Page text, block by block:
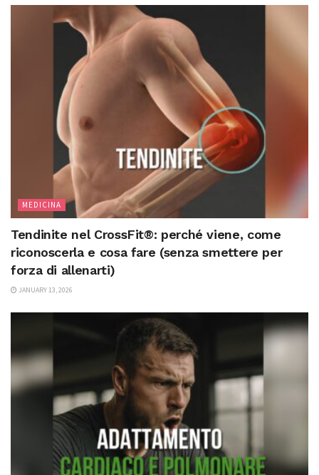
MEDICINA
Tendinite nel CrossFit®: perché viene, come
riconoscerla e cosa fare (senza smettere per
forza di allenarti)
JANUARY 13, 2026